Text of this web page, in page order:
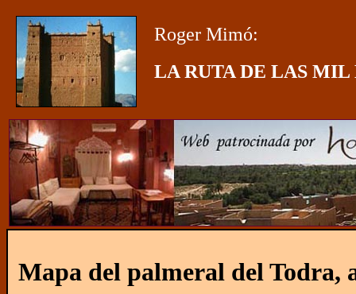
Roger Mimó:
LA RUTA DE LAS MIL
Mapa del palmeral del Todra,